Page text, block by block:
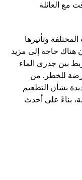
مع العائلة
وتأثيرها
هناك حاجة إلى مزيد
بين جدري الماء
عرضة للخطر. من
بشأن التطعيم
بناءً على أحدث